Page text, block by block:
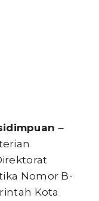
–
Nomor B-
Kota